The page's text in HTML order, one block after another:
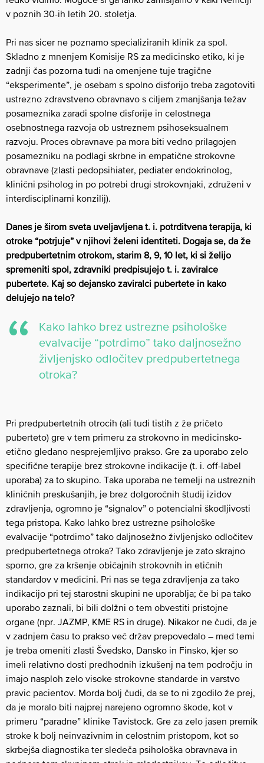
v poznih 30-ih letih 20. stoletja.
Pri nas sicer ne poznamo specializiranih klinik za spol.
Skladno z mnenjem Komisije RS za medicinsko etiko, ki je
zadnji čas pozorna tudi na omenjene tuje tragične
“eksperimente”, je osebam s spolno disforijo treba zagotoviti
ustrezno zdravstveno obravnavo s ciljem zmanjšanja težav
posameznika zaradi spolne disforije in celostnega
osebnostnega razvoja ob ustreznem psihoseksualnem
razvoju. Proces obravnave pa mora biti vedno prilagojen
posamezniku na podlagi skrbne in empatične strokovne
obravnave (zlasti pedopsihiater, pediater endokrinolog,
klinični psiholog in po potrebi drugi strokovnjaki, združeni v
interdisciplinarni konzilij).
Danes je širom sveta uveljavljena t. i. potrditvena terapija, ki
otroke “potrjuje” v njihovi želeni identiteti. Dogaja se, da že
predpubertetnim otrokom, starim 8, 9, 10 let, ki si želijo
spremeniti spol, zdravniki predpisujejo t. i. zaviralce
pubertete. Kaj so dejansko zaviralci pubertete in kako
delujejo na telo?
Kako lahko brez ustrezne psihološke
evalvacije “potrdimo” tako daljnosežno
življenjsko odločitev predpubertetnega
otroka?
Pri predpubertetnih otrocih (ali tudi tistih z že pričeto
puberteto) gre v tem primeru za strokovno in medicinsko-
etično gledano nesprejemljivo prakso. Gre za uporabo zelo
specifične terapije brez strokovne indikacije (t. i. off-label
uporaba) za to skupino. Taka uporaba ne temelji na ustreznih
kliničnih preskušanjih, je brez dolgoročnih študij izidov
zdravljenja, ogromno je “signalov” o potencialni škodljivosti
tega pristopa. Kako lahko brez ustrezne psihološke
evalvacije “potrdimo” tako daljnosežno življenjsko odločitev
predpubertetnega otroka? Tako zdravljenje je zato skrajno
sporno, gre za kršenje običajnih strokovnih in etičnih
standardov v medicini. Pri nas se tega zdravljenja za tako
indikacijo pri tej starostni skupini ne uporablja; če bi pa tako
uporabo zaznali, bi bili dolžni o tem obvestiti pristojne
organe (npr. JAZMP, KME RS in druge). Nikakor ne čudi, da je
v zadnjem času to prakso več držav prepovedalo – med temi
je treba omeniti zlasti Švedsko, Dansko in Finsko, kjer so
imeli relativno dosti predhodnih izkušenj na tem področju in
imajo nasploh zelo visoke strokovne standarde in varstvo
pravic pacientov. Morda bolj čudi, da se to ni zgodilo že prej,
da je moralo biti najprej narejeno ogromno škode, kot v
primeru “paradne” klinike Tavistock. Gre za zelo jasen premik
stroke k bolj neinvazivnim in celostnim pristopom, kot so
skrbejša diagnostika ter sledeča psihološka obravnava in